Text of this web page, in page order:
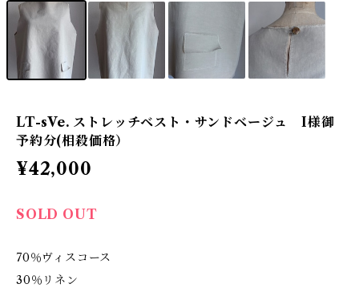
LT-sVe. ストレッチベスト・サンドベージュ I様御
予約分(相殺価格）
¥42,000
SOLD OUT
70％ヴィスコース
30％リネン